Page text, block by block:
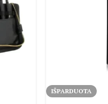
IŠPARDUOTA